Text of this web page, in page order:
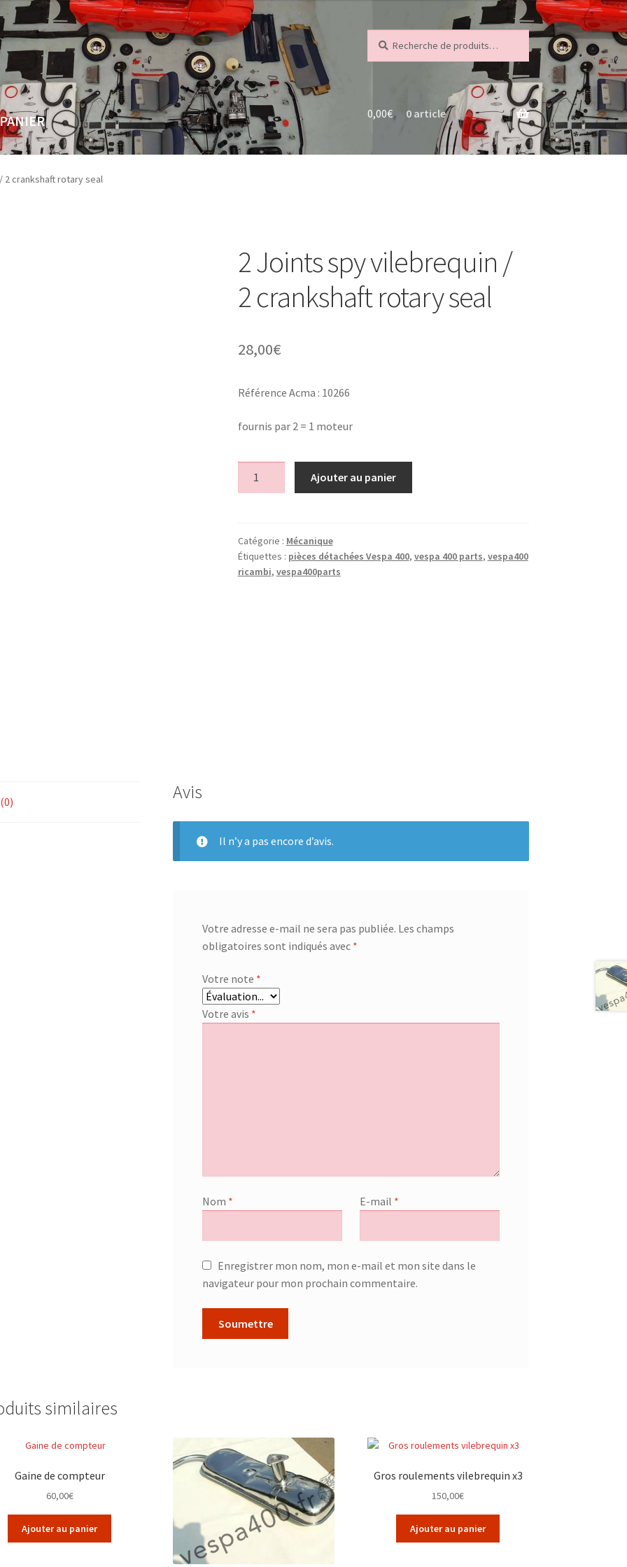
pour :
PANIER
Validation de la commande
0,00€ 0 article
crankshaft rotary seal
2 Joints spy vilebrequin /
2 crankshaft rotary seal
28,00€
Référence Acma : 10266
fournis par 2 = 1 moteur
spy
vilebrequin
/
Ajouter au panier
Catégorie : Mécanique
Étiquettes : pièces détachées Vespa 400, vespa 400 parts, vespa400
ricambi, vespa400parts
Avis
Il n’y a pas encore d’avis.
Votre adresse e-mail ne sera pas publiée. Les champs
obligatoires sont indiqués avec *
Votre note *
Votre avis *
Nom * E-mail *
Enregistrer mon nom, mon e-mail et mon site dans le
navigateur pour mon prochain commentaire.
similaires
Gaine de compteur
60,00€
Ajouter au panier
Gros roulements vilebrequin x3
150,00€
Ajouter au panier